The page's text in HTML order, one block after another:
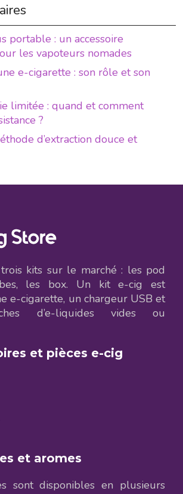
portable : un accessoire
les vapoteurs nomades
e-cigarette : son rôle et son
limitée : quand et comment
?
d’extraction douce et
kits sur le marché : les pod
les box. Un kit e-cig est
e-cigarette, un chargeur USB et
d’e-liquides vides ou
et pièces e-cig
et aromes
sont disponibles en plusieurs